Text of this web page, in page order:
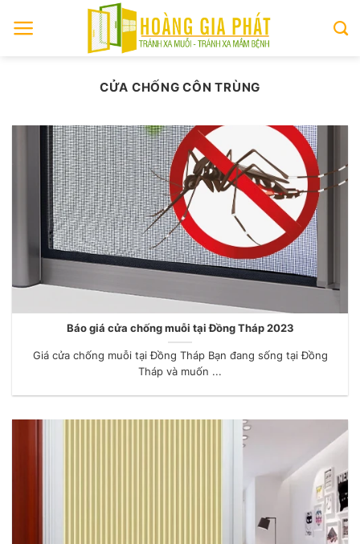
CỬA CHỐNG CÔN TRÙNG
Báo giá cửa chống muỗi tại Đồng Tháp 2023
Giá cửa chống muỗi tại Đồng Tháp Bạn đang sống tại Đồng
Tháp và muốn ...